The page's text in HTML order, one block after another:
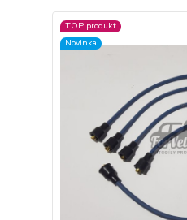
TOP produkt
Novinka